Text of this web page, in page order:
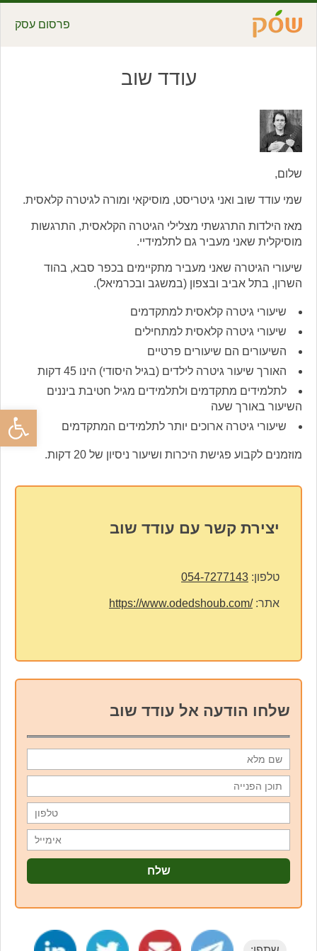
פתח
פרסום עסק
עודד שוב
שלום,
שמי עודד שוב ואני גיטריסט, מוסיקאי ומורה לגיטרה קלאסית.
מאז הילדות התרגשתי מצלילי הגיטרה הקלאסית, התרגשות
מוסיקלית שאני מעביר גם לתלמידיי.
שיעורי הגיטרה שאני מעביר מתקיימים בכפר סבא, בהוד
השרון, בתל אביב ובצפון (במשגב ובכרמיאל).
שיעורי גיטרה קלאסית למתקדמים
שיעורי גיטרה קלאסית למתחילים
השיעורים הם שיעורים פרטיים
האורך שיעור גיטרה לילדים (בגיל היסודי) הינו 45 דקות
לתלמידים מתקדמים ולתלמידים מגיל חטיבת ביננים
השיעור באורך שעה
שיעורי גיטרה ארוכים יותר לתלמידים המתקדמים
מוזמנים לקבוע פגישת היכרות ושיעור ניסיון של 20 דקות.
יצירת קשר עם עודד שוב
טלפון: 054-7277143
אתר:https://www.odedshoub.com/
שלחו הודעה אל עודד שוב